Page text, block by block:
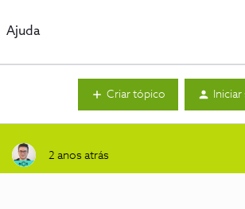
Ajuda
Criar tópico
2 anos atrás